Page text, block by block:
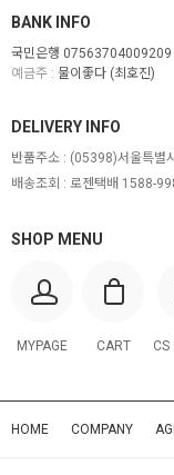
BANK INFO
국민은행 07563704009209
예금주 : 물이좋다 (최호진)
SHOP MENU
MYPAGE CART CS
DELIVERY INFO
반품주소 : (05398)서울특별
배송조회 : 로젠택배 1588-
HOME COMPANY